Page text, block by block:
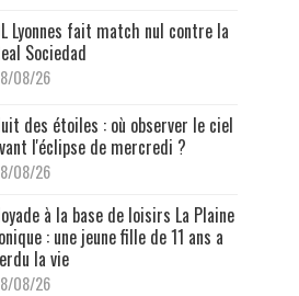
Lyonnes fait match nul contre la
Sociedad
08/26
des étoiles : où observer le ciel
l'éclipse de mercredi ?
08/26
à la base de loisirs La Plaine
: une jeune fille de 11 ans a
la vie
08/26